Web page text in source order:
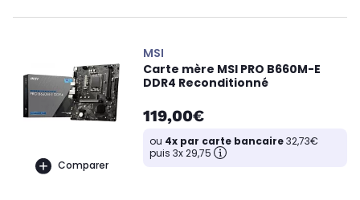
Comparer
MSI
Carte mère MSI PRO B660M-E
DDR4 Reconditionné
119,00€
ou 4x par carte bancaire32,73€
puis 3x 29,75